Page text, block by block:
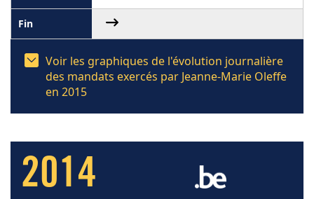
Voir les graphiques de l'évolution journalière
des mandats exercés par Jeanne-Marie Oleffe
en 2015
2014